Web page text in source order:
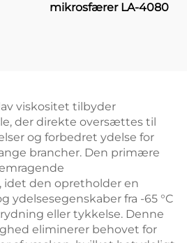
mikrosfærer LA-4080
viskositet tilbyder
der direkte oversættes til
og forbedret ydelse for
brancher. Den primære
den opretholder en
ydelsesegenskaber fra -65 °C
eller tykkelse. Denne
eliminerer behovet for